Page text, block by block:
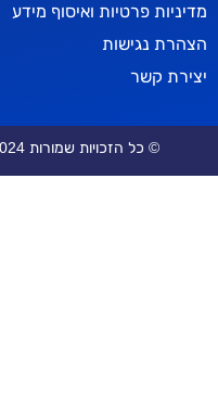
ואיסוף מידע
שמורות 2024 | האתר נבנה על ידי